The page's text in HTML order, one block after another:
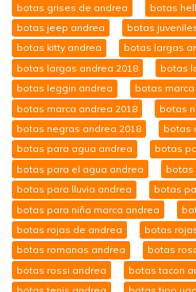
botas grises de andrea
botas
botas jeep andrea
botas
botas kitty andrea
botas largas
botas largas andrea 2018
botas
botas leggin andrea
botas
botas marca andrea 2018
botas
botas negras andrea 2018
botas
botas para agua andrea
botas
botas para el agua andrea
botas
botas para lluvia andrea
botas
botas para niña marca andrea
botas rojas de andrea
botas
botas romanas andrea
botas
botas rossi andrea
botas tacon